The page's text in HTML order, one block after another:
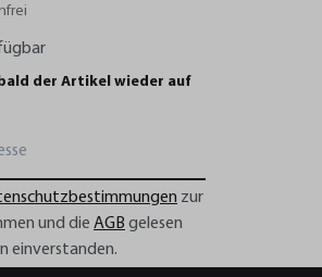
der Artikel wieder auf
zur
und die AGB gelesen
einverstanden.